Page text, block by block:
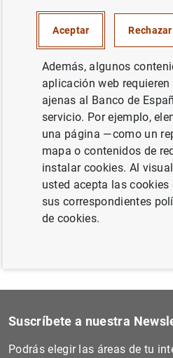
Estadísticas de los
aplicados por las
abril 2011 (225KB)
Anterior
Publicación de las
Estado
Suscríbete a nuestra
Podrás elegir las áreas de tu
Aceptar Rechazar
Además, algunos
aplicación web
ajenas al Banco de
servicio. Por ejemplo,
una página —como un
mapa o contenidos de
instalar cookies. Al
usted acepta las
sus correspondientes
de cookies.